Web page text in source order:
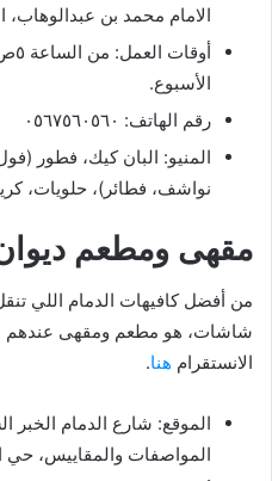
الامام محمد بن عبدالوهاب،
الأسبوع.
رقم الهاتف: ٠٥٦٧٥٦٠٥٦٠
المنيو: البان كيك، فطور
نواشف، فطائر)، حلويات،
مقهى ومطعم ديوان
من أفضل كافيهات الدمام اللي
شاشات، هو مطعم ومقهى عندهم
الانستقرام هنا.
الموقع: شارع الدمام الخبر
المواصفات والمقاييس، حي